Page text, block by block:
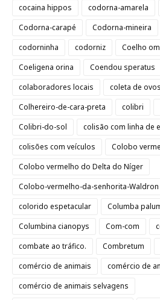
cocaina hippos
codorna-amarela
Codorna-carapé
Codorna-mineira
codorninha
codorniz
Coelho
Coeligena orina
Coendou speratus
colaboradores locais
coleta de ovos
Colhereiro-de-cara-preta
colibri
Colibri-do-sol
colisão com linha de
colisões com veículos
Colobo
Colobo vermelho do Delta do Níger
Colobo-vermelho-da-senhorita-Waldron
colorido espetacular
Columba
Columbina cianopys
Com-com
combate ao tráfico.
Combretum
comércio de animais
comércio de
comércio de animais selvagens